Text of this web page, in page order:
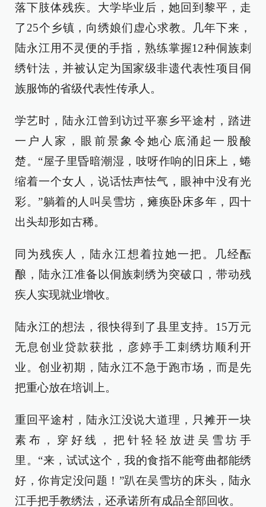
落下肢体残疾。大学毕业后，她回到黎平，走
了25个乡镇，向绣娘们虚心求教。几年下来，
陆永江用不灵便的手指，熟练掌握12种侗族刺
绣针法，并被认定为国家级非遗代表性项目侗
族服饰的省级代表性传承人。
学艺时，陆永江曾到访过平寨乡平途村，踏进
一户人家，眼前景象令她心底涌起一股酸
楚。“屋子里昏暗潮湿，吱呀作响的旧床上，蜷
缩着一个女人，说话怯声怯气，眼神中没有光
彩。”躺着的人叫吴雪坊，瘫痪卧床多年，四十
出头却形如古稀。
同为残疾人，陆永江想着拉她一把。几经酝
酿，陆永江准备以侗族刺绣为突破口，带动残
疾人实现就业增收。
陆永江的想法，很快得到了县里支持。15万元
无息创业贷款获批，彦婷手工刺绣坊顺利开
业。创业初期，陆永江不急于跑市场，而是先
把重心放在培训上。
重回平途村，陆永江没说大道理，只摊开一块
素布，穿好线，把针轻轻放进吴雪坊手
里。“来，试试这个，我的食指不能弯曲都能绣
好，你肯定没问题！”趴在吴雪坊的床头，陆永
江手把手教绣法，还承诺所有成品全部回收。